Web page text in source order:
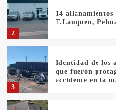
2
14 allanamientos
T.Lauquen,
3
Identidad de los
que fueron
accidente en la